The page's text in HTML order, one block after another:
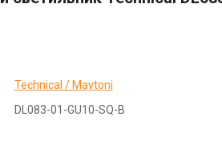
Technical / Maytoni
DL083-01-GU10-SQ-B